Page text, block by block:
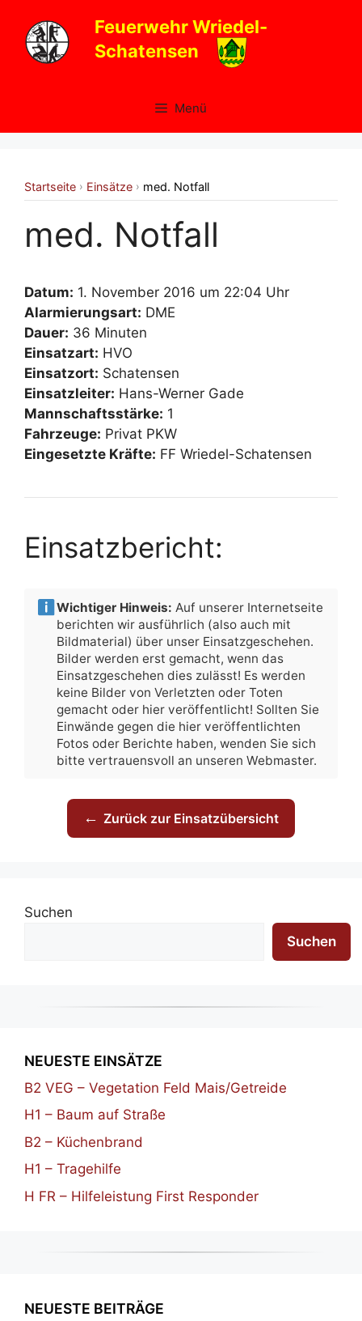
Inhalt
springen
Feuerwehr Wriedel-
Schatensen
Menü
Startseite › Einsätze › med. Notfall
med. Notfall
Datum: 1. November 2016 um 22:04 Uhr
Alarmierungsart: DME
Dauer: 36 Minuten
Einsatzart: HVO
Einsatzort: Schatensen
Einsatzleiter: Hans-Werner Gade
Mannschaftsstärke: 1
Fahrzeuge: Privat PKW
Eingesetzte Kräfte: FF Wriedel-Schatensen
Einsatzbericht:
Wichtiger Hinweis: Auf unserer Internetseite
berichten wir ausführlich (also auch mit
Bildmaterial) über unser Einsatzgeschehen.
Bilder werden erst gemacht, wenn das
Einsatzgeschehen dies zulässt! Es werden
keine Bilder von Verletzten oder Toten
gemacht oder hier veröffentlicht! Sollten Sie
Einwände gegen die hier veröffentlichten
Fotos oder Berichte haben, wenden Sie sich
bitte vertrauensvoll an unseren Webmaster.
← Zurück zur Einsatzübersicht
Suchen
Suchen
NEUESTE EINSÄTZE
B2 VEG – Vegetation Feld Mais/Getreide
H1 – Baum auf Straße
B2 – Küchenbrand
H1 – Tragehilfe
H FR – Hilfeleistung First Responder
NEUESTE BEITRÄGE